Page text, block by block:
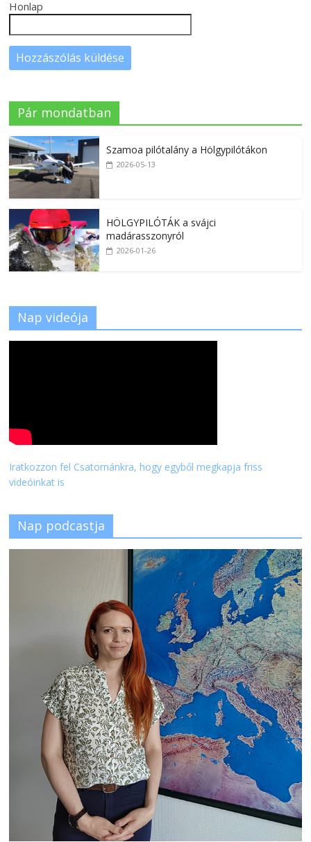
Honlap
Pár mondatban
Szamoa pilótalány a Hölgypilótákon
2026-05-13
HÖLGYPILÓTÁK a svájci
madárasszonyról
2026-01-26
Nap videója
Iratkozzon fel Csatornánkra, hogy egyből megkapja friss
videóinkat is
Nap podcastja